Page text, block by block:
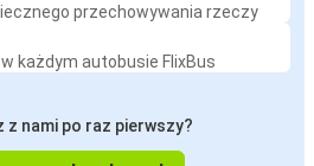
przechowywania rzeczy
każdym autobusie FlixBus
z nami po raz pierwszy?